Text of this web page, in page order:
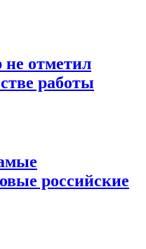
не отметил
работы
российские